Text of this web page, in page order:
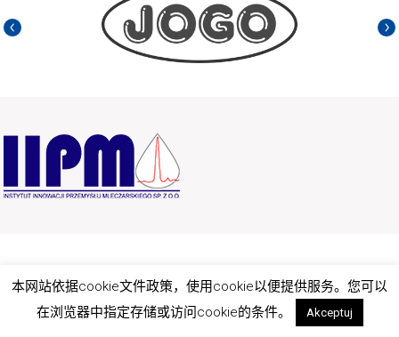
2025 all rights reserved.
本网站依据cookie文件政策，使用cookie以便提供服务。您可以
在浏览器中指定存储或访问cookie的条件。
Akceptuj